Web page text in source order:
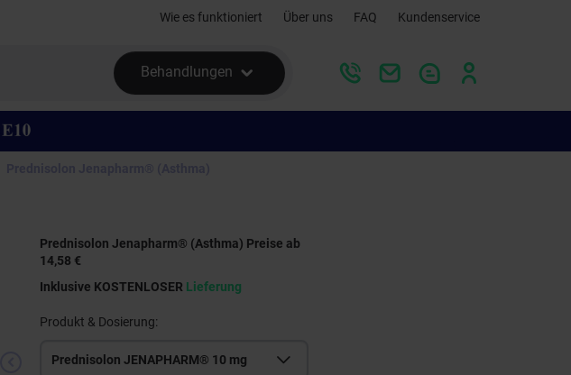
Wie es funktioniert Über uns FAQ Kundenservice
Behandlungen
Prednisolon Jenapharm® (Asthma) Preise ab
14,58 €
Inklusive KOSTENLOSER Lieferung
Produkt & Dosierung:
Prednisolon JENAPHARM® 10 mg